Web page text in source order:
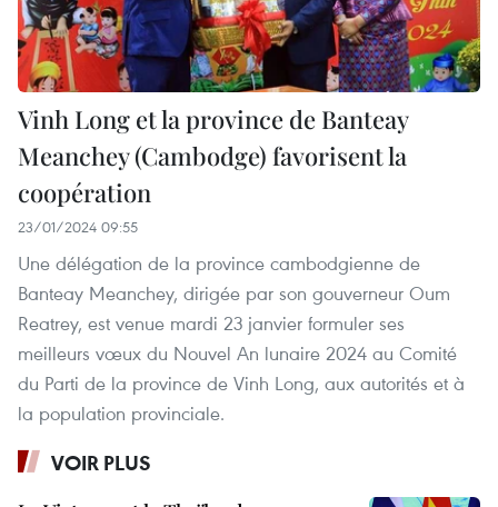
Vinh Long et la province de Banteay
Meanchey (Cambodge) favorisent la
coopération
23/01/2024 09:55
Une délégation de la province cambodgienne de
Banteay Meanchey, dirigée par son gouverneur Oum
Reatrey, est venue mardi 23 janvier formuler ses
meilleurs vœux du Nouvel An lunaire 2024 au Comité
du Parti de la province de Vinh Long, aux autorités et à
la population provinciale.
VOIR PLUS